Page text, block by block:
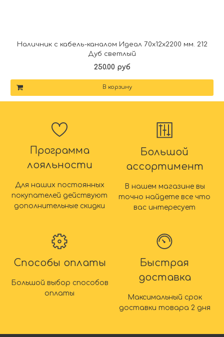
Наличник с кабель-каналом Идеал 70х12х2200 мм. 212
Дуб светлый
250.00 руб
В корзину
Программа
лояльности
Для наших постоянных
покупателей действуют
дополнительные скидки
Большой
ассортимент
В нашем магазине вы
точно найдете все что
вас интересует
Способы оплаты
Большой выбор способов
оплаты
Быстрая
доставка
Максимальный срок
доставки товара 2 дня